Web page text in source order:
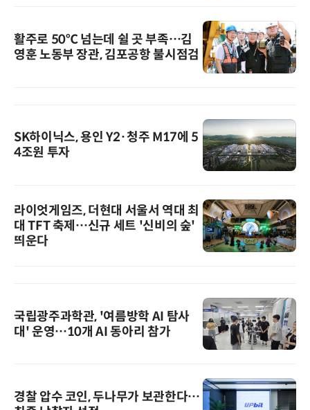
활주로 50℃ 넘는데 쉴 곳 부족…김
영훈 노동부 장관, 김포공항 불시점검
SK하이닉스, 용인 Y2·청주 M17에 5
4조원 투자
라이엇게임즈, 더현대 서울서 역대 최
대 TFT 축제…신규 세트 '신비의 숲'
띄운다
국립광주과학관, '여름방학 AI 탐사
대' 운영…10개 AI 동아리 참가
경찰 압수 코인, 두나무가 보관한다…